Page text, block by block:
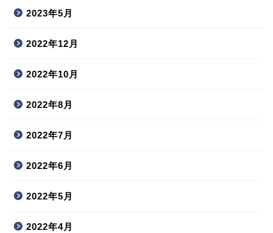
2023年5月
2022年12月
2022年10月
2022年8月
2022年7月
2022年6月
2022年5月
2022年4月